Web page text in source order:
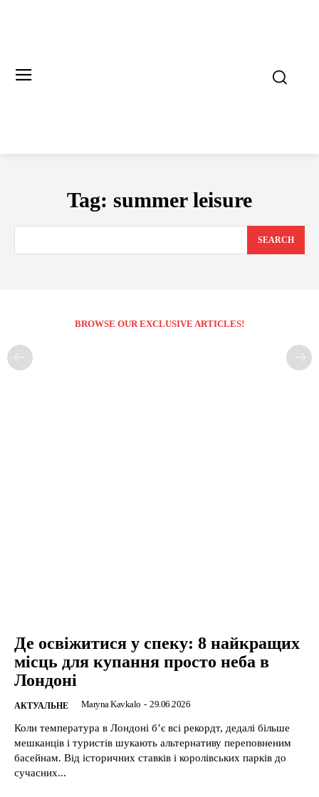
Tag: summer leisure
SEARCH
BROWSE OUR EXCLUSIVE ARTICLES!
Де освіжитися у спеку: 8 найкращих
місць для купання просто неба в
Лондоні
АКТУАЛЬНЕ Maryna Kavkalo - 29.06.2026
Коли температура в Лондоні б’є всі рекордт, дедалі більше
мешканців і туристів шукають альтернативу переповненим
басейнам. Від історичних ставків і королівських парків до
сучасних...